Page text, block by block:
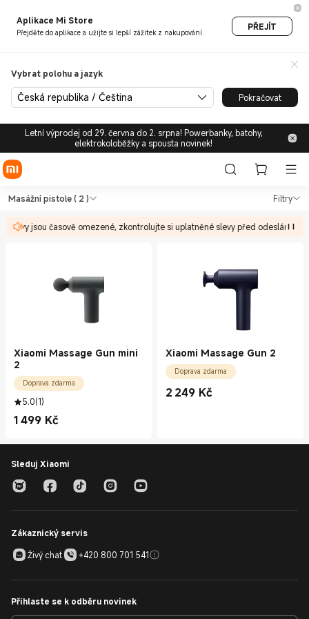
Aplikace Mi Store
Přejděte do aplikace a užijte si lepší zážitek z nakupování.
PŘEJÍT
Vybrat polohu a jazyk
Česká republika / Čeština Pokračovat
Letní výprodej od 29. června do 2. srpna! Powerbanky, batohy,
elektrokoloběžky a spousta novinek!
Shop Zdraví a Fitness
Masážní pistole( 2 ) Filtry
slevy jsou časově omezené, zkontrolujte si uplatněné slevy před odesláním
Shop Zdraví a Fitness Masážní
Xiaomi Massage Gun mini
2
Doprava zdarma
5.0(1)
1 499 Kč
Current Price Kč1499.00
Xiaomi Massage Gun 2
Doprava zdarma
2 249 Kč
Current Price Kč2249.00
Sleduj Xiaomi
Zákaznický servis
Živý chat
+420 800 701 541
Přihlaste se k odběru novinek